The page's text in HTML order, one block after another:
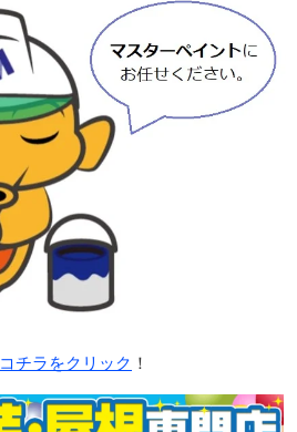
コチラをクリック ！